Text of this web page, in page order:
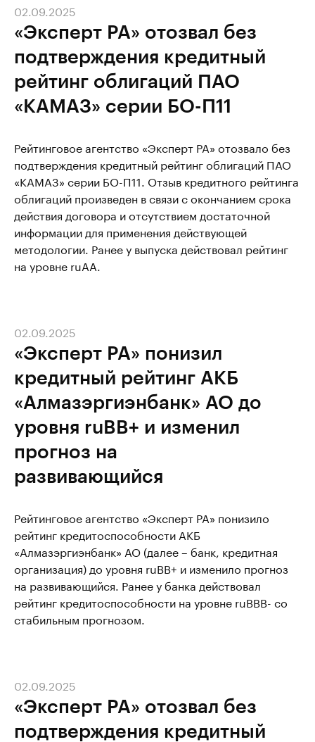
«Эксперт РА» отозвал без
подтверждения кредитный
рейтинг облигаций ПАО
«КАМАЗ» серии БО-П11
02.09.2025
Рейтинговое агентство «Эксперт РА» отозвало без
подтверждения кредитный рейтинг облигаций ПАО
«КАМАЗ» серии БО-П11. Отзыв кредитного рейтинга
облигаций произведен в связи с окончанием срока
действия договора и отсутствием достаточной
информации для применения действующей
методологии. Ранее у выпуска действовал рейтинг
на уровне ruAA.
«Эксперт РА» понизил
кредитный рейтинг АКБ
«Алмазэргиэнбанк» АО до
уровня ruBB+ и изменил
прогноз на
развивающийся
02.09.2025
Рейтинговое агентство «Эксперт РА» понизило
рейтинг кредитоспособности АКБ
«Алмазэргиэнбанк» АО (далее – банк, кредитная
организация) до уровня ruBB+ и изменило прогноз
на развивающийся. Ранее у банка действовал
рейтинг кредитоспособности на уровне ruBBB- со
стабильным прогнозом.
«Эксперт РА» отозвал без
подтверждения кредитный
02.09.2025